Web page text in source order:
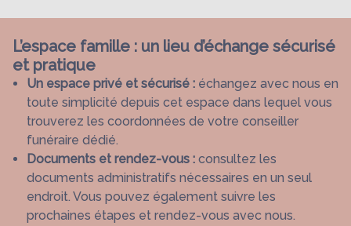
L’espace famille : un lieu d’échange sécurisé
et pratique
Un espace privé et sécurisé : échangez avec nous en
toute simplicité depuis cet espace dans lequel vous
trouverez les coordonnées de votre conseiller
funéraire dédié.
Documents et rendez-vous : consultez les
documents administratifs nécessaires en un seul
endroit. Vous pouvez également suivre les
prochaines étapes et rendez-vous avec nous.